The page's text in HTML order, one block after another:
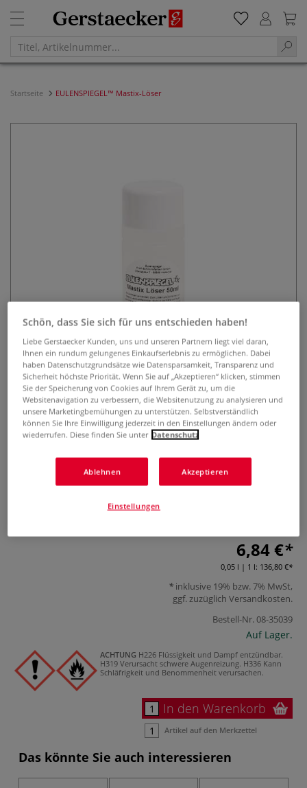
Startseite EULENSPIEGEL™ Mastix-Löser
EULENSPIEGEL™ Mastix-Löser
0 Bewertungen
EULENSPIEGEL™ Mastix-Löser ist ideal zum Entfernen von
6,84 €
0,05 l | 1 l: 136,80 €
inklusive 19% bzw. 7% MwSt,
ggf. zuzüglich Versandkosten.
Bestell-Nr.08-35039
Auf Lager.
ACHTUNG H226 Flüssigkeit und Dampf entzündbar.
H319 Verursacht schwere Augenreizung. H336 Kann
Schläfrigkeit und Benommenheit verursachen.
In den Warenkorb
Artikel auf den Merkzettel
Das könnte Sie auch interessieren
Schön, dass Sie sich für uns entschieden haben!
Liebe Gerstaecker Kunden, uns und unseren Partnern liegt viel daran,
Ihnen ein rundum gelungenes Einkaufserlebnis zu ermöglichen. Dabei
haben Datenschutzgrundsätze wie Datensparsamkeit, Transparenz und
Sicherheit höchste Priorität. Wenn Sie auf „Akzeptieren“ klicken, stimmen
Sie der Speicherung von Cookies auf Ihrem Gerät zu, um die
Websitenavigation zu verbessern, die Websitenutzung zu analysieren und
unsere Marketingbemühungen zu unterstützen. Selbstverständlich
können Sie Ihre Einwilligung jederzeit in den Einstellungen ändern oder
wiederrufen. Diese finden Sie unter Datenschutz
Ablehnen Akzeptieren
Einstellungen